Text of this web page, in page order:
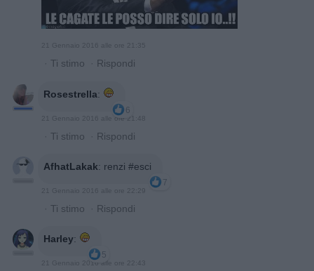
21 Gennaio 2016 alle ore 21:35
· Ti stimo · Rispondi
Rosestrella:
6
21 Gennaio 2016 alle ore 21:48
· Ti stimo · Rispondi
AfhatLakak: renzi #esci
7
21 Gennaio 2016 alle ore 22:29
· Ti stimo · Rispondi
Harley:
5
21 Gennaio 2016 alle ore 22:43